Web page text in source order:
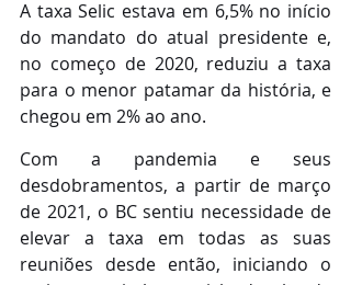
A taxa Selic estava em 6,5% no início
do mandato do atual presidente e,
no começo de 2020, reduziu a taxa
para o menor patamar da história, e
chegou em 2% ao ano.
Com a pandemia e seus
desdobramentos, a partir de março
de 2021, o BC sentiu necessidade de
elevar a taxa em todas as suas
reuniões desde então, iniciando o